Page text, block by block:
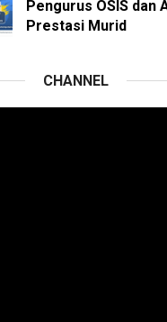
Pengurus OSIS dan
Prestasi Murid
CHANNEL